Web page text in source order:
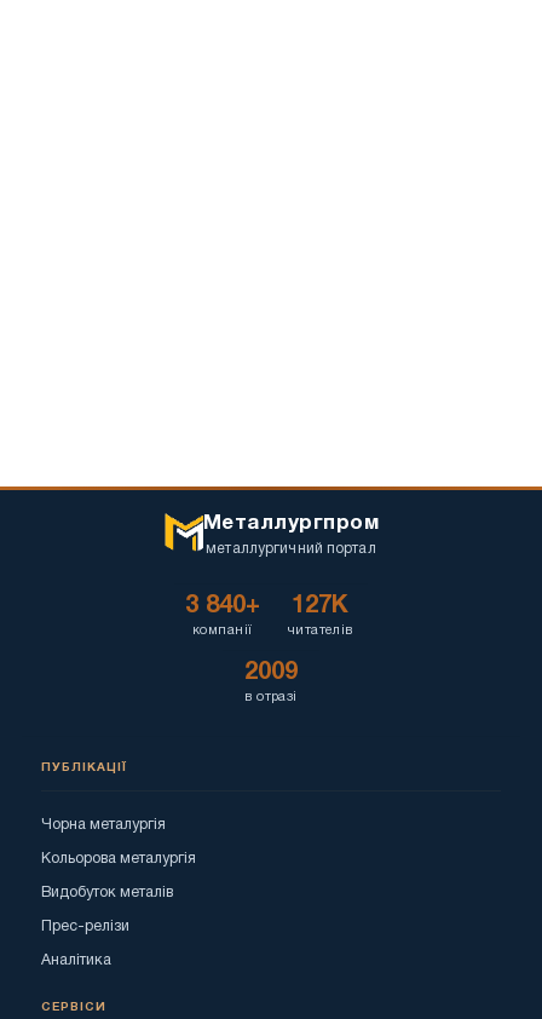
Металлургпром
металлургичний портал
3 840+
компанії
127K
читателів
2009
в отразі
ПУБЛІКАЦІЇ
Чорна металургія
Кольорова металургія
Видобуток металів
Прес-релізи
Аналітика
СЕРВІСИ